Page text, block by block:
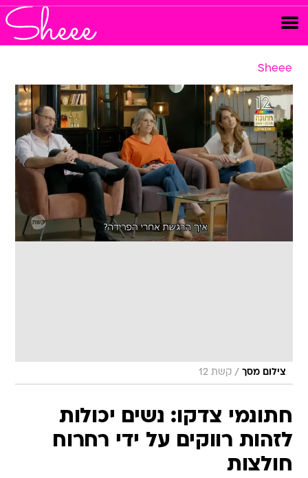
Sheee
צילום מסך / קשת 12
חתונמי צדקו: נשים יכולות
לזהות רווקים על ידי רחרוח
חולצות